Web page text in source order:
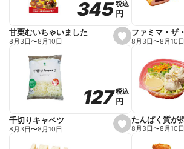
s
e
o
r
i
e
345
345税込
税込
円
円
甘栗むいちゃいました
8月3日〜8月10日 8月3日〜8月10日
s
e
127
127税込
税込
円
円
千切りキャベツ
8月3日〜8月10日 8月3日〜8月10日